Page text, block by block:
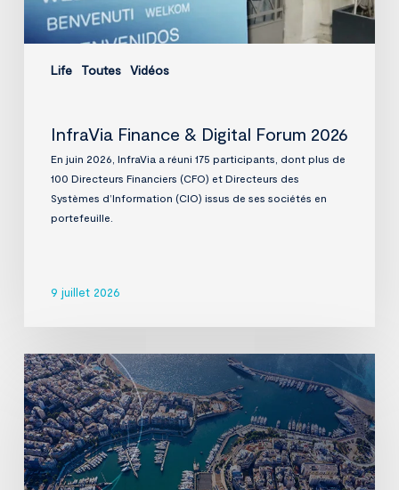
Life Toutes Vidéos
InfraVia Finance & Digital Forum 2026
En juin 2026, InfraVia a réuni 175 participants, dont plus de
100 Directeurs Financiers (CFO) et Directeurs des
Systèmes d’Information (CIO) issus de ses sociétés en
portefeuille.
9 juillet 2026
InfraVia
signe
un
accord
en
vue
d’acquérir